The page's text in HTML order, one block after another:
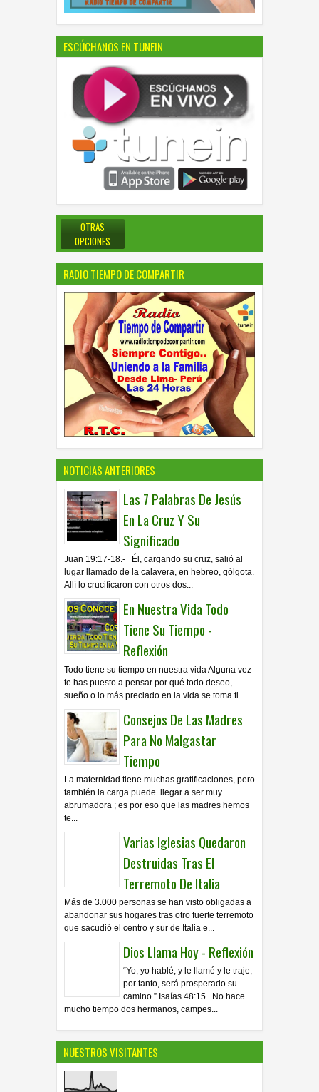
ESCÚCHANOS EN TUNEIN
OTRAS
OPCIONES
RADIO TIEMPO DE COMPARTIR
NOTICIAS ANTERIORES
Las 7 Palabras De Jesús
En La Cruz Y Su
Significado
Juan 19:17-18.- Él, cargando su cruz, salió al
lugar llamado de la calavera, en hebreo, gólgota.
Allí lo crucificaron con otros dos...
En Nuestra Vida Todo
Tiene Su Tiempo -
Reflexión
Todo tiene su tiempo en nuestra vida Alguna vez
te has puesto a pensar por qué todo deseo,
sueño o lo más preciado en la vida se toma ti...
Consejos De Las Madres
Para No Malgastar
Tiempo
La maternidad tiene muchas gratificaciones, pero
también la carga puede llegar a ser muy
abrumadora ; es por eso que las madres hemos
te...
Varias Iglesias Quedaron
Destruidas Tras El
Terremoto De Italia
Más de 3.000 personas se han visto obligadas a
abandonar sus hogares tras otro fuerte terremoto
que sacudió el centro y sur de Italia e...
Dios Llama Hoy - Reflexión
“Yo, yo hablé, y le llamé y le traje;
por tanto, será prosperado su
camino.” Isaías 48:15. No hace
mucho tiempo dos hermanos, campes...
NUESTROS VISITANTES